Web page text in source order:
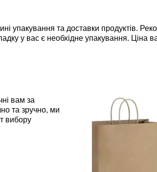
упакування та доставки продуктів.
у вас є необхідне упакування. Ціна
вам за
та зручно, ми
вибору